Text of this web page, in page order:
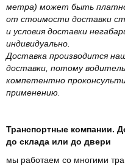
метра) может быть
от стоимости доставки
и условия доставки
индивидуально.
Доставка производится
доставки, потому
компетентно
применению.
Транспортные компании.
до склада или до двери
мы работаем со многими